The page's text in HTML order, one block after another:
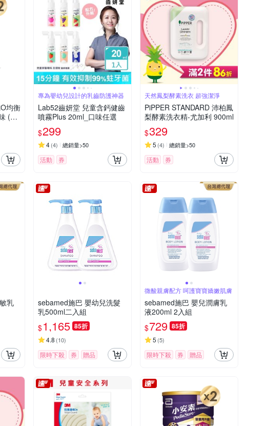
均衡
(16
專為嬰幼兒設計的乳齒防護神器
Lab52齒妍堂 兒童含鈣健齒
噴霧Plus 20ml_口味任選
$299
4(4) 總銷量>50
活動 券
天然鳳梨酵素洗衣 超強潔淨
PiPPER STANDARD 沛柏鳳
梨酵素洗衣精-尤加利 900ml
$329
5 (4) 總銷量>50
活動 券
乳
sebamed施巴 嬰幼兒洗髮
乳500ml二入組
$1,165 85折
4.8 (10)
限時下殺 券 贈品
微酸親膚配方 呵護寶寶嬌嫩肌膚
sebamed施巴 嬰兒潤膚乳
液200ml 2入組
$729 85折
5 (5)
限時下殺 券 贈品